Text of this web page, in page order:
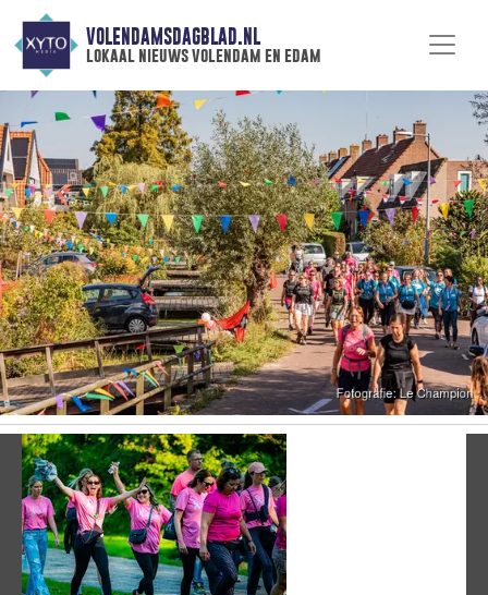
VOLENDAMSDAGBLAD.NL
lokaal nieuws volendam en edam
Vorige